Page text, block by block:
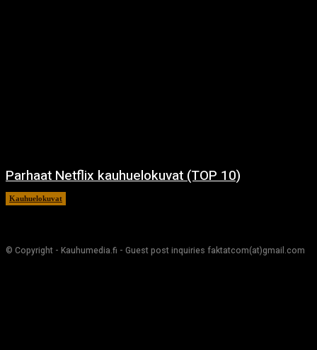
Parhaat Netflix kauhuelokuvat (TOP 10)
Kauhuelokuvat
© Copyright - Kauhumedia.fi - Guest post inquiries faktatcom(at)gmail.com